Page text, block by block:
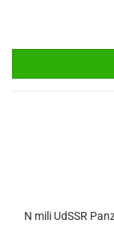
N mili UdSSR